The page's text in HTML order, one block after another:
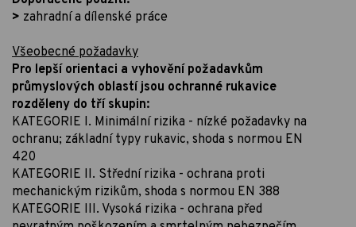
> zahradní a dílenské práce
Všeobecné požadavky
Pro lepší orientaci a vyhovění požadavkům
průmyslových oblastí jsou ochranné rukavice
rozděleny do tří skupin:
KATEGORIE I. Minimální rizika - nízké požadavky na
ochranu; základní typy rukavic, shoda s normou EN
420
KATEGORIE II. Střední rizika - ochrana proti
mechanickým rizikům, shoda s normou EN 388
KATEGORIE III. Vysoká rizika - ochrana před